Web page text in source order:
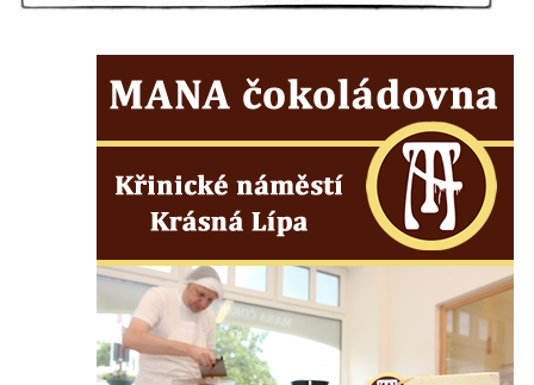
Kašna v Obchodní ulici ve Štětí
Vrchlického, Židovská a Česká v Lounech
Kašna se sousoším svatého Jana
Nepomuckého na Malém náměstí v Hradci
Králové
Kašna na hřbitově u kostela svatého
Kašna na Paříkově náměstí v Třebenicích
Kašna se sochou Panny Marie na náměstí
3. května v Železném Brodě